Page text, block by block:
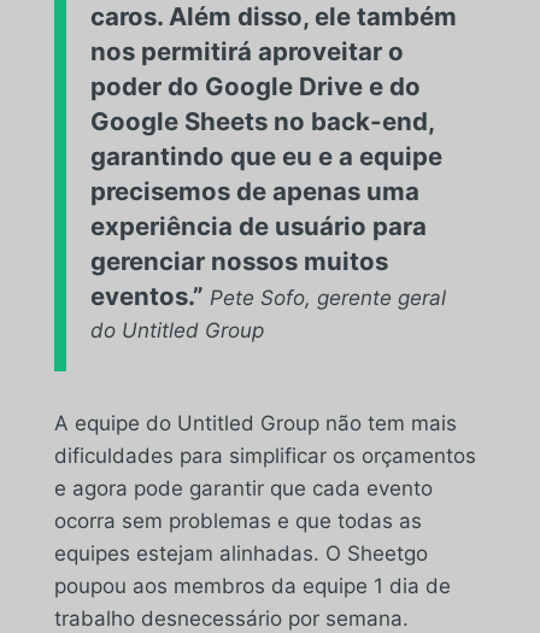
caros. Além disso, ele também
nos permitirá aproveitar o
poder do Google Drive e do
Google Sheets no back-end,
garantindo que eu e a equipe
precisemos de apenas uma
experiência de usuário para
gerenciar nossos muitos
eventos.” Pete Sofo, gerente geral
do Untitled Group
A equipe do Untitled Group não tem mais
dificuldades para simplificar os orçamentos
e agora pode garantir que cada evento
ocorra sem problemas e que todas as
equipes estejam alinhadas. O Sheetgo
poupou aos membros da equipe 1 dia de
trabalho desnecessário por semana.